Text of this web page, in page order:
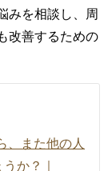
みを相談し、周
改善するための
、また他の人
か？｜